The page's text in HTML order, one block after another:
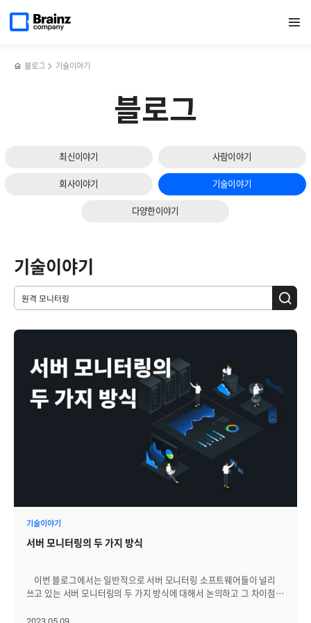
열기
페이지로
블로그 기술이야기
블로그
최신이야기 사람이야기
회사이야기 기술이야기
다양한이야기
기술이야기
기술이야기
서버 모니터링의 두 가지 방식
이번 블로그에서는 일반적으로 서버 모니터링 소프트웨어들이 널리
쓰고 있는 서버 모니터링의 두 가지 방식에 대해서 논의하고 그 차이점을
서버의 성능을 관찰하고 분석해 최적의 상태로 실행되고 있는지